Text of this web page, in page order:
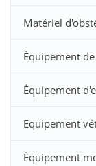
Équipement
Équipement
Equipement
Équipement